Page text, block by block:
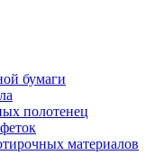
бумаги
полотенец
материалов